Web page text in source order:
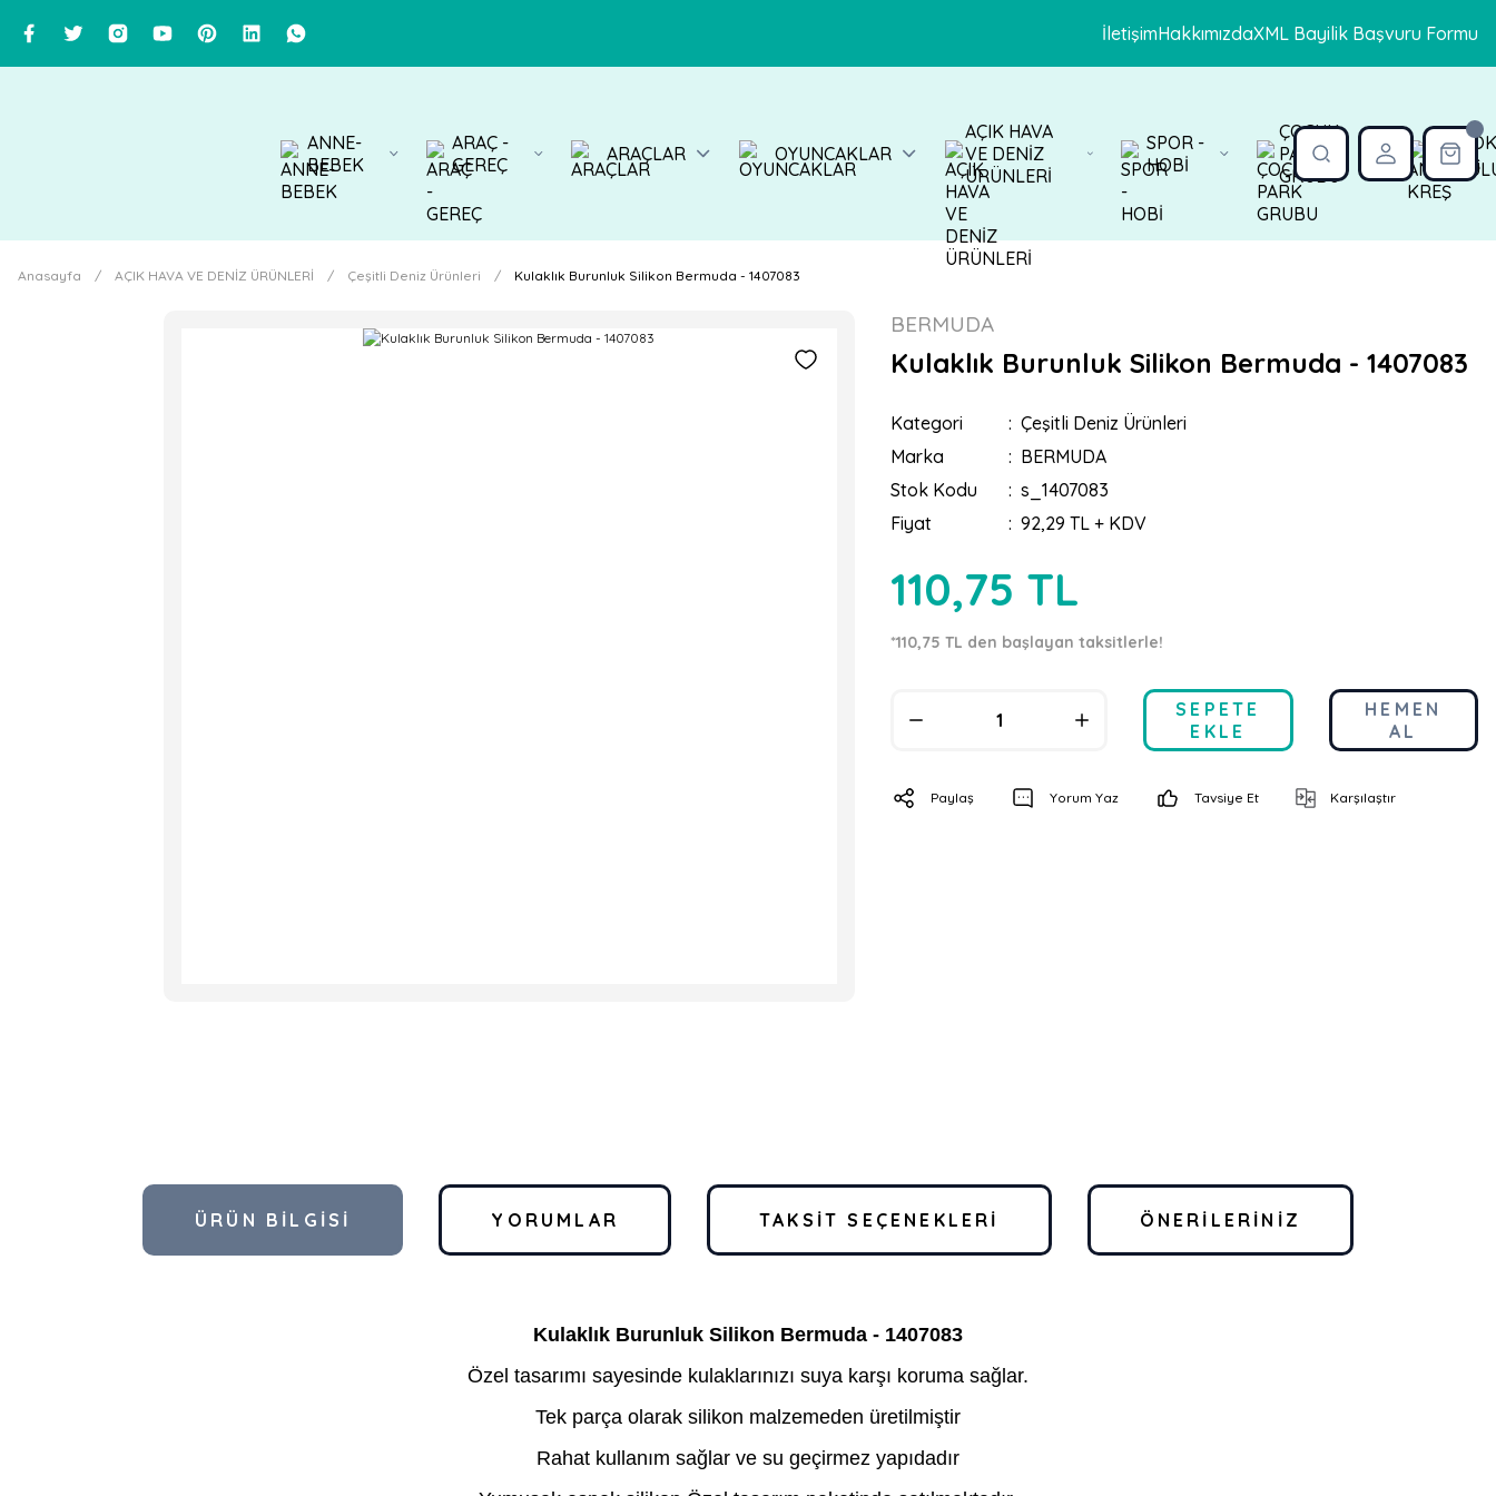
İletişimHakkımızdaXML Bayilik Başvuru Formu
ANNE-
BEBEK
ARAÇ -
GEREÇ
ARAÇLAR OYUNCAKLAR
AÇIK HAVA
VE DENİZ
ÜRÜNLERİ
SPOR -
HOBİ
ÇOCUK
PARK
GRUBU
KREŞ
Anasayfa AÇIK HAVA VE DENİZ ÜRÜNLERİ Çeşitli Deniz Ürünleri Kulaklık Burunluk Silikon Bermuda - 1407083
BERMUDA
Kulaklık Burunluk Silikon Bermuda - 1407083
Kategori
Çeşitli Deniz Ürünleri
Marka
BERMUDA
Stok Kodu
s_1407083
Fiyat
92,29 TL + KDV
110,75 TL
*110,75 TL den başlayan taksitlerle!
SEPETE
EKLE
HEMEN
AL
Paylaş Yorum Yaz Tavsiye Et Karşılaştır
ÜRÜN BILGISI YORUMLAR TAKSIT SEÇENEKLERI ÖNERILERINIZ
Kulaklık Burunluk Silikon Bermuda - 1407083
Özel tasarımı sayesinde kulaklarınızı suya karşı koruma sağlar.
Tek parça olarak silikon malzemeden üretilmiştir
Rahat kullanım sağlar ve su geçirmez yapıdadır